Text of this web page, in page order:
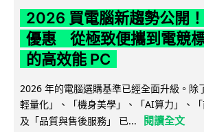
2026 買電腦新趨勢公開
優惠 從極致便攜到電競
的高效能 PC
2026 年的電腦選購基準已經全面升級。除
輕量化」、「機身美學」、「AI算力」、
及「品質與售後服務」 已...
閱讀全文